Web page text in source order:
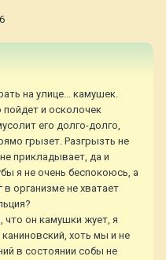
на улице... камушек.
пойдет и осколочек
его долго-долго,
грызет. Разгрызть не
прикладывает, да и
я не очень беспокоюсь, а
организме не хватает
что он камушки жует, я
хоть мы и не
в состоянии собы не